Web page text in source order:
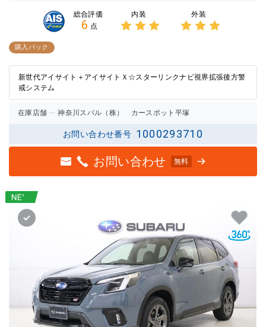
総合評価
6 点
内装 外装
購入パック
新世代アイサイト＋アイサイトＸ☆スターリンクナビ視界拡張後方警
戒システム
在庫店舗 神奈川スバル（株） カースポット平塚
お問い合わせ番号 1000293710
お問い合わせ 無料